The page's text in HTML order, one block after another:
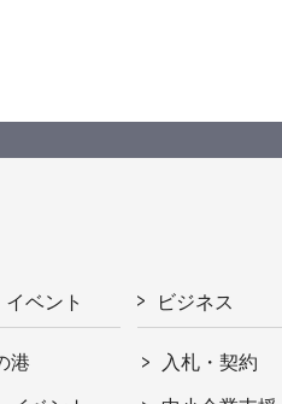
ベント
港
ビジネス
入札・契約